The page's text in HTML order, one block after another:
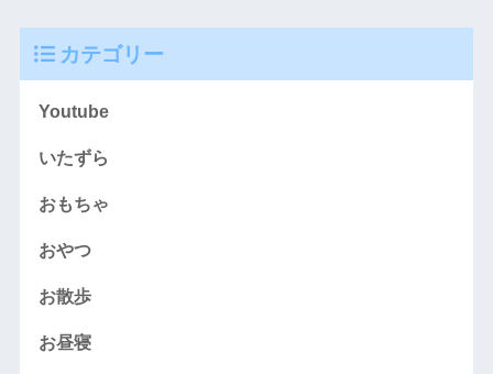
カテゴリー
Youtube
いたずら
おもちゃ
おやつ
お散歩
お昼寝